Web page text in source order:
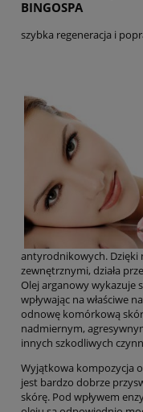
BINGOSPA
szybka regeneracja i
antyrodnikowych. Dzięki
zewnętrznymi, działa
Olej arganowy wykazuje
wpływając na właściwe
odnowę komórkową
nadmiernym,
innych szkodliwych
Wyjątkowa kompozycja
jest bardzo dobrze
skórę. Pod wpływem